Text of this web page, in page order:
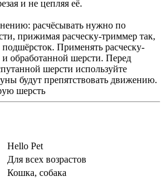
и не цепляя её.
расчёсывать нужно по
прижимая расческу-триммер так,
подшёрсток. Применять расческу-
обработанной шерсти. Перед
шерсти используйте
будут препятствовать движению.
шерсть
Hello Pet
Для всех возрастов
Кошка, собака